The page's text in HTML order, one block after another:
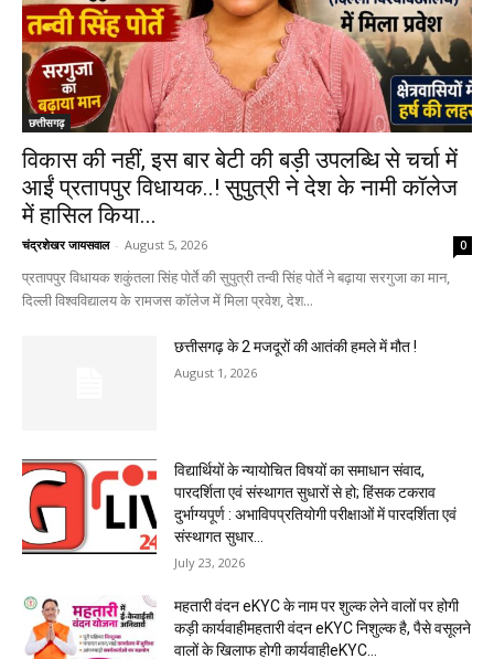
छत्तीसगढ़
विकास की नहीं, इस बार बेटी की बड़ी उपलब्धि से चर्चा में
आईं प्रतापपुर विधायक..! सुपुत्री ने देश के नामी कॉलेज
में हासिल किया...
चंद्रशेखर जायसवाल - August 5, 2026 0
प्रतापपुर विधायक शकुंतला सिंह पोर्ते की सुपुत्री तन्वी सिंह पोर्ते ने बढ़ाया सरगुजा का मान,
दिल्ली विश्वविद्यालय के रामजस कॉलेज में मिला प्रवेश, देश...
छत्तीसगढ़ के 2 मजदूरों की आतंकी हमले में मौत !
August 1, 2026
विद्यार्थियों के न्यायोचित विषयों का समाधान संवाद,
पारदर्शिता एवं संस्थागत सुधारों से हो; हिंसक टकराव
दुर्भाग्यपूर्ण : अभाविपप्रतियोगी परीक्षाओं में पारदर्शिता एवं
संस्थागत सुधार...
July 23, 2026
महतारी वंदन eKYC के नाम पर शुल्क लेने वालों पर होगी
कड़ी कार्यवाहीमहतारी वंदन eKYC निशुल्क है, पैसे वसूलने
वालों के खिलाफ होगी कार्यवाहीeKYC...